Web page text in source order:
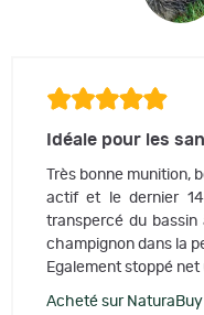
Idéale pour les
Très bonne munition,
actif et le dernier
transpercé du
champignon dans la
Egalement stoppé
Acheté sur